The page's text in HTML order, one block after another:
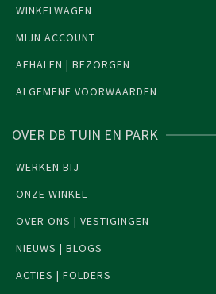
WINKELWAGEN
MIJN ACCOUNT
AFHALEN | BEZORGEN
ALGEMENE VOORWAARDEN
OVER DB TUIN EN PARK
WERKEN BIJ
ONZE WINKEL
OVER ONS | VESTIGINGEN
NIEUWS | BLOGS
ACTIES | FOLDERS